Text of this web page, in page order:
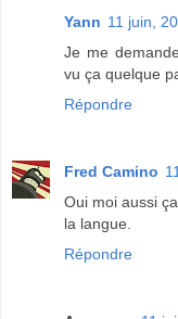
Yann 11 juin,
Je me
vu ça quelque
Répondre
Fred Camino
Oui moi aussi
la langue.
Répondre